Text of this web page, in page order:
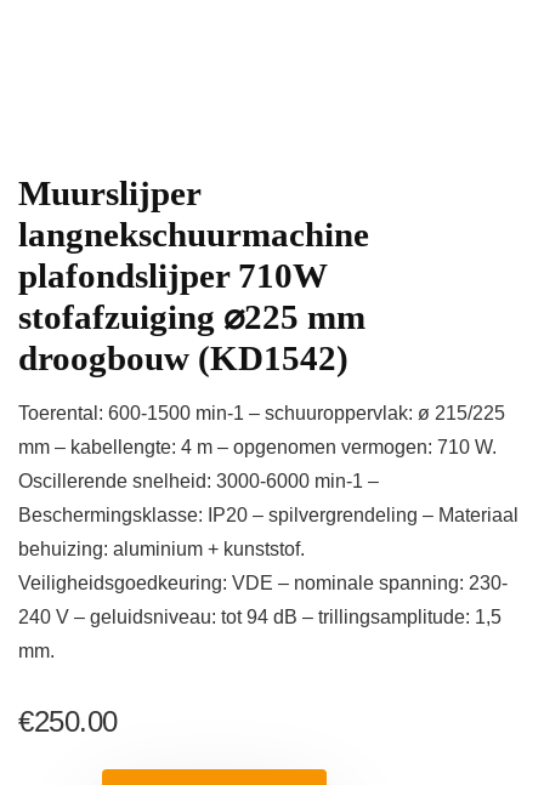
Muurslijper
langnekschuurmachine
plafondslijper 710W
stofafzuiging ⌀225 mm
droogbouw (KD1542)
Toerental: 600-1500 min-1 – schuuroppervlak: ø 215/225
mm – kabellengte: 4 m – opgenomen vermogen: 710 W.
Oscillerende snelheid: 3000-6000 min-1 –
Beschermingsklasse: IP20 – spilvergrendeling – Materiaal
behuizing: aluminium + kunststof.
Veiligheidsgoedkeuring: VDE – nominale spanning: 230-
240 V – geluidsniveau: tot 94 dB – trillingsamplitude: 1,5
mm.
€250.00